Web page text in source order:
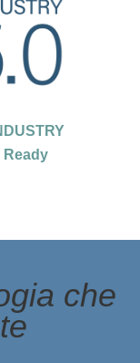
Ready
che